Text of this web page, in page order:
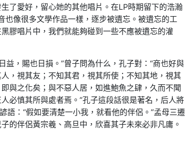
了愛好，留心她的其他唱片。在LP時期留下的浩瀚
像很多文學作品一樣，逐步被遺忘。被遺忘的工
膠唱片中，我們就能夠碰到一些不應被遺忘的灌
益，賜也日損。”曾子問為什么，孔子對：“商也好與
，視其友；不知其君，視其所使；不知其地，視其
與之化矣；與不惡人居，如進鮑魚之肆，久而不聞
必慎其所與處者焉。”孔子這段話很是著名，后人將
語：“假如要清楚一小我，就看他的伴侶。”孟母三遷
的伴侶黃宗羲、高旦中，欣喜其子未來必非凡庸。